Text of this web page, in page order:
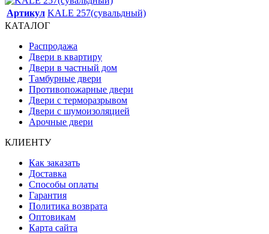
Артикул KALE 257(сувальдный)
КАТАЛОГ
Распродажа
Двери в квартиру
Двери в частный дом
Тамбурные двери
Противопожарные двери
Двери с терморазрывом
Двери с шумоизоляцией
Арочные двери
КЛИЕНТУ
Как заказать
Доставка
Способы оплаты
Гарантия
Политика возврата
Оптовикам
Карта сайта